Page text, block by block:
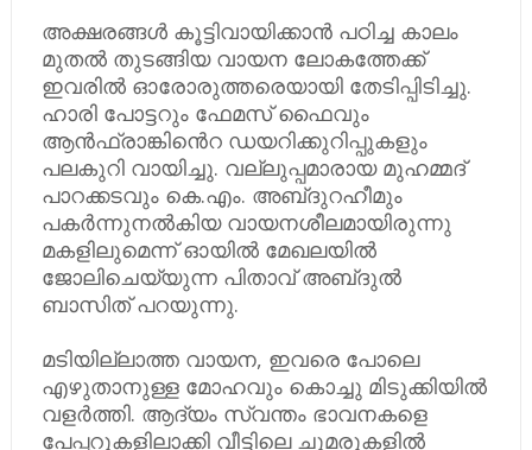
അക്ഷരങ്ങൾ കൂട്ടിവായിക്കാൻ പഠിച്ച കാലം
മുതൽ തുടങ്ങിയ വായന ലോക​ത്തേക്ക്​
ഇവരിൽ ഓരോരുത്തരെയായി തേടിപ്പിടിച്ചു.
ഹാരി പോട്ടറും ഫേമസ്​ ഫൈവും
ആൻഫ്രാങ്കിൻെറ ഡയറിക്കുറിപ്പുകളും
പലകുറി വായിച്ചു. വല്ലുപ്പമാരായ മുഹമ്മദ്​
പാറക്കടവും കെ.എം. അബ്​ദുറഹീമും
പകർന്നുനൽകിയ വായനശീലമായിരുന്നു
മകളിലുമെന്ന്​ ഓയിൽ മേഖലയിൽ
ജോലിചെയ്യുന്ന പിതാവ്​ അബ്​ദുൽ
ബാസിത്​ പറയുന്നു.
മടിയില്ലാത്ത വായന, ഇവരെ പോലെ
എഴുതാനുള്ള മോഹവും കൊച്ചു മിടുക്കിയിൽ
വളർത്തി​. ആദ്യം സ്വന്തം ഭാവനകളെ
പേപ്പറുകളിലാക്കി വീട്ടിലെ ചുമരുകളിൽ